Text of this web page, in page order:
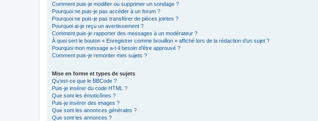
Comment puis-je modifier ou supprimer un sondage ?
Pourquoi ne puis-je pas accéder à un forum ?
Pourquoi ne puis-je pas transférer de pièces jointes ?
Pourquoi ai-je reçu un avertissement ?
Comment puis-je rapporter des messages à un modérateur ?
À quoi sert le bouton « Enregistrer comme brouillon » affiché lors de la rédaction d’un sujet ?
Pourquoi mon message a-t-il besoin d’être approuvé ?
Comment puis-je remonter mes sujets ?
Mise en forme et types de sujets
Qu’est-ce que le BBCode ?
Puis-je insérer du code HTML ?
Que sont les émoticônes ?
Puis-je insérer des images ?
Que sont les annonces générales ?
Que sont les annonces ?